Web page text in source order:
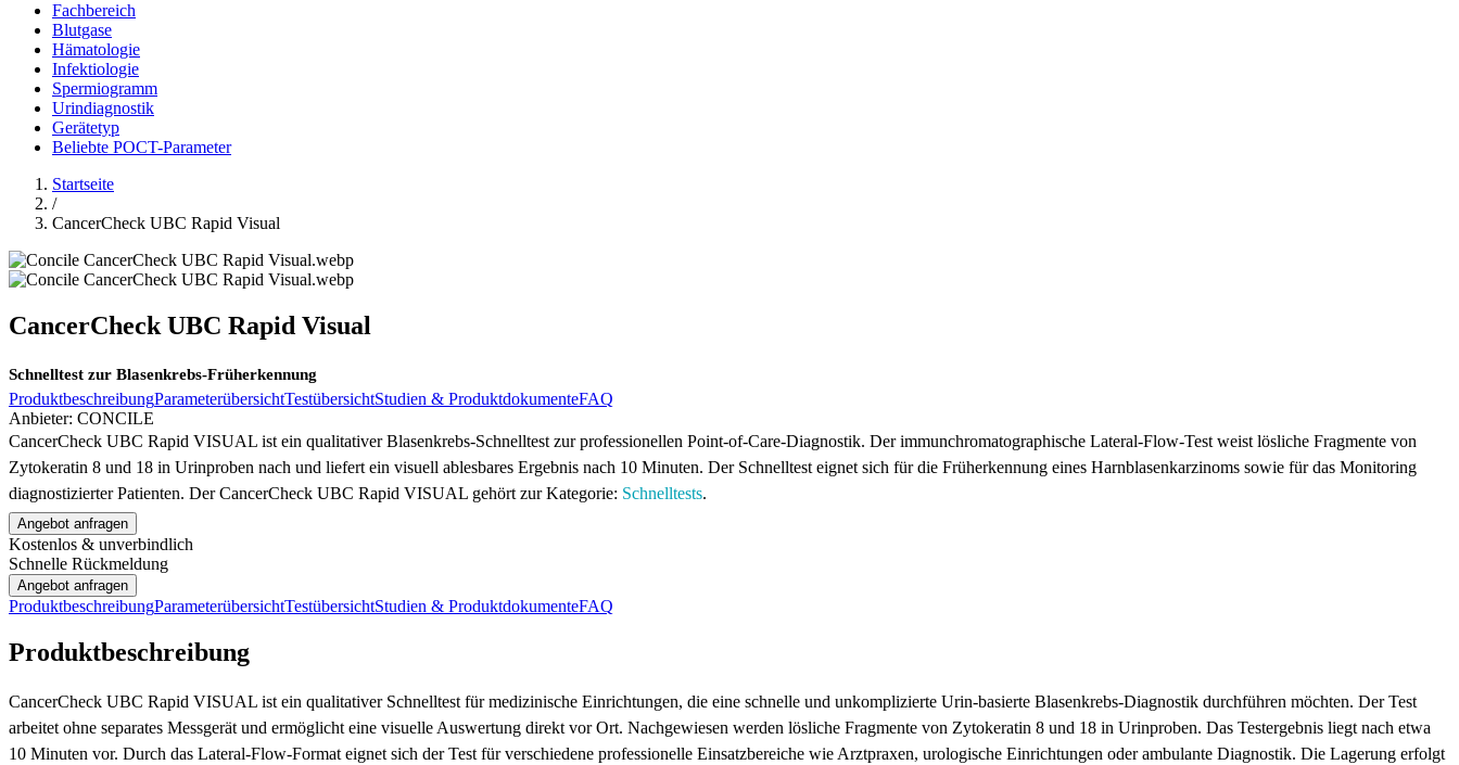
Fachbereich
Blutgase
Hämatologie
Infektiologie
Spermiogramm
Urindiagnostik
Gerätetyp
Beliebte POCT-Parameter
Startseite
/
CancerCheck UBC Rapid Visual
CancerCheck UBC Rapid Visual
Schnelltest zur Blasenkrebs-Früherkennung
ProduktbeschreibungParameterübersichtTestübersichtStudien & ProduktdokumenteFAQ
Anbieter: CONCILE
CancerCheck UBC Rapid VISUAL ist ein qualitativer Blasenkrebs-Schnelltest zur professionellen Point-of-Care-Diagnostik. Der immunchromatographische Lateral-Flow-Test weist lösliche Fragmente von
Zytokeratin 8 und 18 in Urinproben nach und liefert ein visuell ablesbares Ergebnis nach 10 Minuten. Der Schnelltest eignet sich für die Früherkennung eines Harnblasenkarzinoms sowie für das Monitoring
diagnostizierter Patienten. Der CancerCheck UBC Rapid VISUAL gehört zur Kategorie: Schnelltests.
Angebot anfragen
Kostenlos & unverbindlich
Schnelle Rückmeldung
Angebot anfragen
ProduktbeschreibungParameterübersichtTestübersichtStudien & ProduktdokumenteFAQ
Produktbeschreibung
CancerCheck UBC Rapid VISUAL ist ein qualitativer Schnelltest für medizinische Einrichtungen, die eine schnelle und unkomplizierte Urin-basierte Blasenkrebs-Diagnostik durchführen möchten. Der Test
arbeitet ohne separates Messgerät und ermöglicht eine visuelle Auswertung direkt vor Ort. Nachgewiesen werden lösliche Fragmente von Zytokeratin 8 und 18 in Urinproben. Das Testergebnis liegt nach etwa
10 Minuten vor. Durch das Lateral-Flow-Format eignet sich der Test für verschiedene professionelle Einsatzbereiche wie Arztpraxen, urologische Einrichtungen oder ambulante Diagnostik. Die Lagerung erfolgt